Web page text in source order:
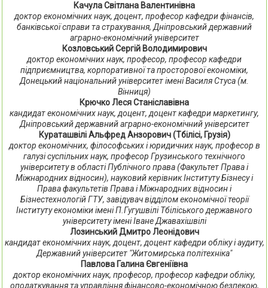
Качула Світлана Валентинівна
доктор економічних наук, доцент, професор кафедри фінансів,
банківської справи та страхування, Дніпровський державний
аграрно-економічний університет
Козловський Сергій Володимирович
доктор економічних наук, професор, професор кафедри
підприємництва, корпоративної та просторової економіки,
Донецький національний університет імені Василя Стуса (м.
Вінниця)
Крючко Леся Станіславівна
кандидат економічних наук, доцент, доцент кафедри маркетингу,
Дніпровський державний аграрно-економічний університет
Кураташвілі Альфред Анзорович (Тбілісі, Грузія)
доктор економічних, філософських і юридичних наук, професор в
галузі суспільних наук, професор Грузинського технічного
університету в області Публічного права (Факультет Права і
Міжнародних відносин), науковий керівник Інституту Бізнесу і
Права факультетів Права і Міжнародних відносин і
Бізнестехнологій ГТУ, завідувач відділом економічної теорії
Інституту економіки імені П.Гугушвілі Тбіліського державного
університету імені Іване Джавахішвілі
Лозинський Дмитро Леонідович
кандидат економічних наук, доцент, доцент кафедри обліку і аудиту,
Державний університет "Житомирська політехніка"
Павлова Галина Євгеніївна
доктор економічних наук, професор, професор кафедри обліку,
оподаткування та управління фінансово-економічною безпекою,